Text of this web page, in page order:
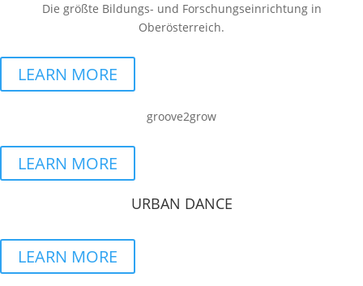
Die größte Bildungs- und Forschungseinrichtung in
Oberösterreich.
LEARN MORE
groove2grow
LEARN MORE
URBAN DANCE
LEARN MORE